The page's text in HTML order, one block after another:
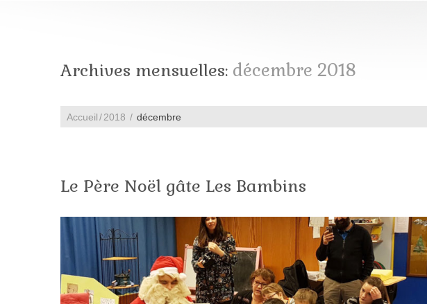
Archives mensuelles: décembre 2018
Accueil 2018 décembre
Le Père Noël gâte Les Bambins